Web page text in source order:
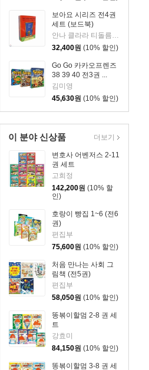
보아요 시리즈 전4권
세트 (보드북)
안나 클라라 티돌름 글,그림 외
32,400원 (10% 할인)
Go Go 카카오프렌즈
38 39 40 전3권 ...
김미영
45,630원 (10% 할인)
이 분야 신상품
변호사 어벤저스 2-11
권 세트
고희정
142,200원 (10% 할
인)
호랑이 빵집 1~6 (전6
권)
편집부
75,600원 (10% 할인)
처음 만나는 사회 그
림책 (전5권)
편집부
58,050원 (10% 할인)
똥볶이할멈 2-8 권 세
트
강효미
84,150원 (10% 할인)
똥볶이할멈 3-8 권 세
더보기